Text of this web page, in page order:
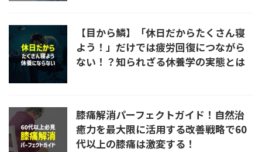
【目から鱗】「休日だからたくさん寝
よう！」だけでは疲労回復につながら
ない！？知られざる休養学の実態とは
膝痛解消パーフェクトガイド！自然治
癒力を最大限に活用する改善戦略で60
代以上の膝痛は激変する！